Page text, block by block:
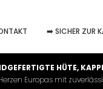
➡️ SICHER ZUR
HÜTE,
Europas mit